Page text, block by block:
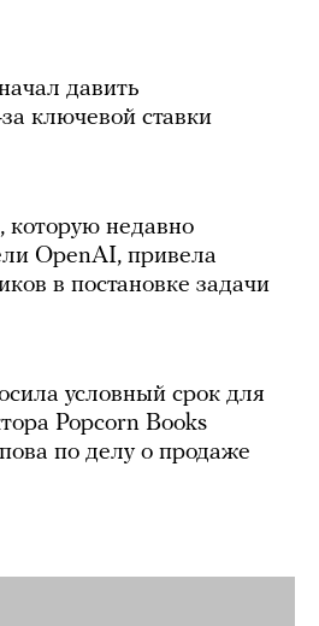
давить
ключевой ставки
которую недавно
OpenAI, привела
в постановке задачи
условный срок для
Popcorn Books
по делу о продаже